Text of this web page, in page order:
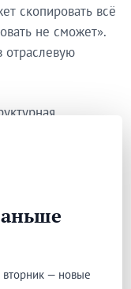
скопировать всё
не сможет».
отраслевую
была креативным
отношения с
Ремесленный
одновременно
решение
— новые